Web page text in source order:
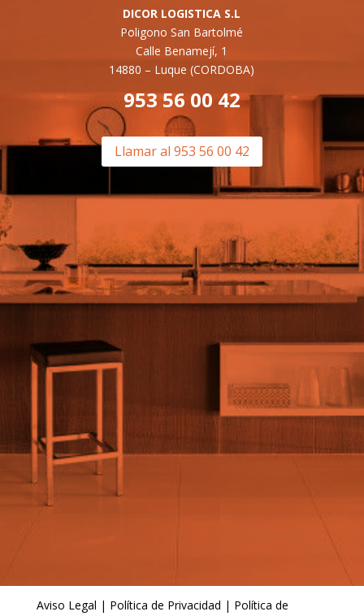
DICOR LOGISTICA S.L
Poligono San Bartolmé
Calle Benamejí, 1
14880 – Luque (CORDOBA)
953 56 00 42
Llamar al 953 56 00 42
Aviso Legal | Política de Privacidad | Política de